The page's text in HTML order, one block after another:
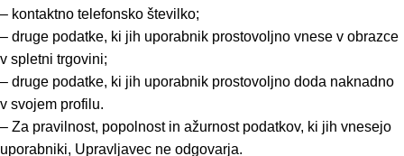
– kontaktno telefonsko številko;
– druge podatke, ki jih uporabnik prostovoljno vnese v obrazce
v spletni trgovini;
– druge podatke, ki jih uporabnik prostovoljno doda naknadno
v svojem profilu.
– Za pravilnost, popolnost in ažurnost podatkov, ki jih vnesejo
uporabniki, Upravljavec ne odgovarja.